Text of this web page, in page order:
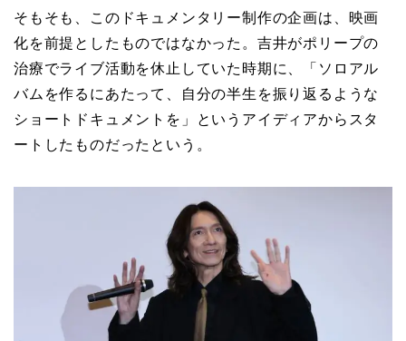
そもそも、このドキュメンタリー制作の企画は、映画
化を前提としたものではなかった。吉井がポリープの
治療でライブ活動を休止していた時期に、「ソロアル
バムを作るにあたって、自分の半生を振り返るような
ショートドキュメントを」というアイディアからスタ
ートしたものだったという。